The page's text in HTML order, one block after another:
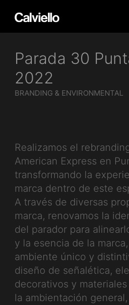
Parada 30
2022
BRANDING & ENVIRONMENTAL
Realizamos el
American Express en
transformando la
marca dentro de este
A través de diversas
marca, renovamos la
del parador para
y la esencia de la
ambiente único y
diseño de señalética,
decorativos y
la ambientación